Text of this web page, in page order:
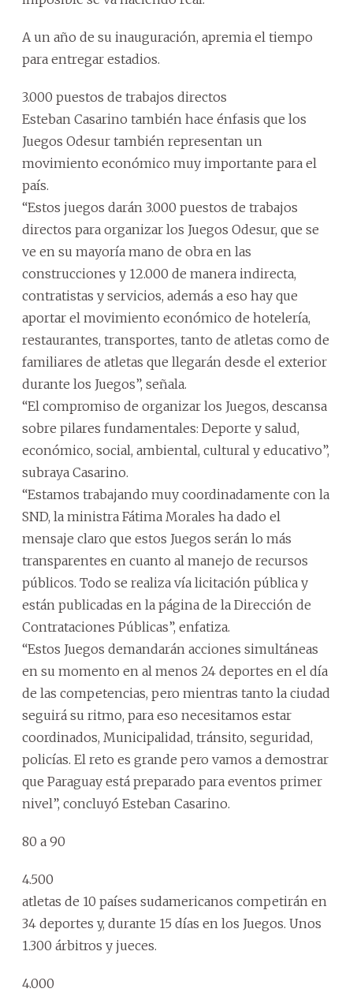
A un año de su inauguración, apremia el tiempo
para entregar estadios.
3.000 puestos de trabajos directos
Esteban Casarino también hace énfasis que los
Juegos Odesur también representan un
movimiento económico muy importante para el
país.
“Estos juegos darán 3.000 puestos de trabajos
directos para organizar los Juegos Odesur, que se
ve en su mayoría mano de obra en las
construcciones y 12.000 de manera indirecta,
contratistas y servicios, además a eso hay que
aportar el movimiento económico de hotelería,
restaurantes, transportes, tanto de atletas como de
familiares de atletas que llegarán desde el exterior
durante los Juegos”, señala.
“El compromiso de organizar los Juegos, descansa
sobre pilares fundamentales: Deporte y salud,
económico, social, ambiental, cultural y educativo”,
subraya Casarino.
“Estamos trabajando muy coordinadamente con la
SND, la ministra Fátima Morales ha dado el
mensaje claro que estos Juegos serán lo más
transparentes en cuanto al manejo de recursos
públicos. Todo se realiza vía licitación pública y
están publicadas en la página de la Dirección de
Contrataciones Públicas”, enfatiza.
“Estos Juegos demandarán acciones simultáneas
en su momento en al menos 24 deportes en el día
de las competencias, pero mientras tanto la ciudad
seguirá su ritmo, para eso necesitamos estar
coordinados, Municipalidad, tránsito, seguridad,
policías. El reto es grande pero vamos a demostrar
que Paraguay está preparado para eventos primer
nivel”, concluyó Esteban Casarino.
80 a 90
4.500
atletas de 10 países sudamericanos competirán en
34 deportes y, durante 15 días en los Juegos. Unos
1.300 árbitros y jueces.
4.000